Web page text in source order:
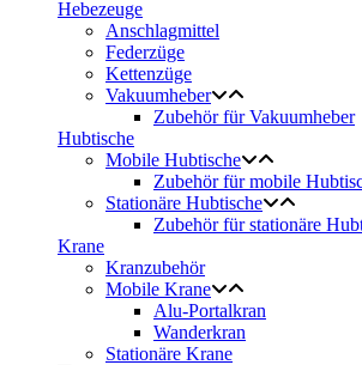
Hebezeuge
Anschlagmittel
Federzüge
Kettenzüge
Vakuumheber
Zubehör für Vakuumheber
Hubtische
Mobile Hubtische
Zubehör für mobile
Stationäre Hubtische
Zubehör für stationäre
Krane
Kranzubehör
Mobile Krane
Alu-Portalkran
Wanderkran
Stationäre Krane